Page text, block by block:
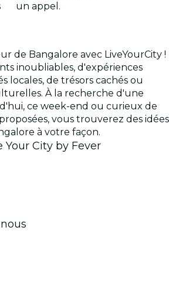
un appel.
de Bangalore avec LiveYourCity !
inoubliables, d'expériences
locales, de trésors cachés ou
À la recherche d'une
ce week-end ou curieux de
vous trouverez des idées
à votre façon.
Your City by Fever